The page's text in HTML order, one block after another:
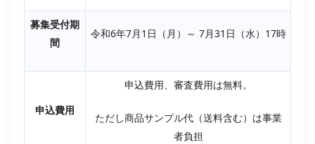
募集受付期
間
令和6年7月1日（月）～ 7月31日（水）17時
申込費用
申込費用、審査費用は無料。
ただし商品サンプル代（送料含む）は事業
者負担